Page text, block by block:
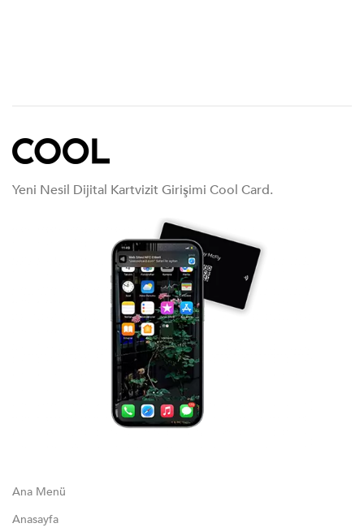
Yeni Nesil Dijital Kartvizit Girişimi Cool Card.
Ana Menü
Anasayfa